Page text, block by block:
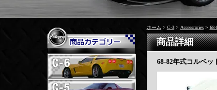
ホーム > C-3> Accessrories>
商品詳細
68-82年式コルベッ